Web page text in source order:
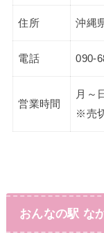
住所 沖縄
電話 090-
営業時間
月～
※売
おんなの駅 な